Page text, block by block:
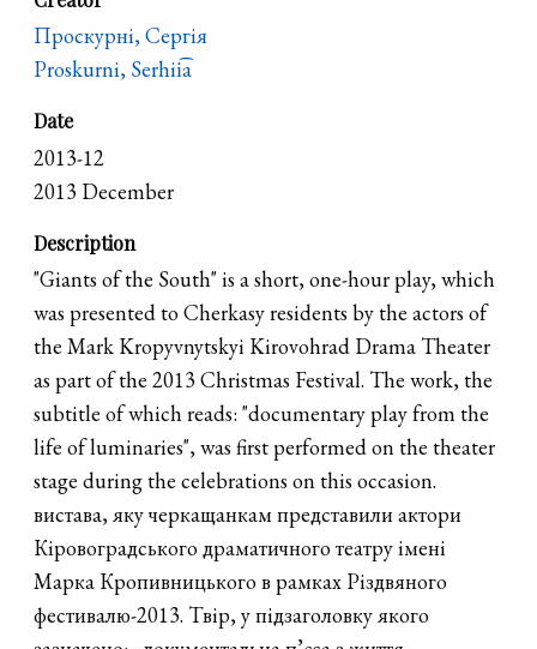
Проскурні, Сергія
Proskurni, Serhii͡a
Date
2013-12
2013 December
Description
"Giants of the South" is a short, one-hour play, which
was presented to Cherkasy residents by the actors of
the Mark Kropyvnytskyi Kirovohrad Drama Theater
as part of the 2013 Christmas Festival. The work, the
subtitle of which reads: "documentary play from the
life of luminaries", was first performed on the theater
stage during the celebrations on this occasion.
вистава, яку черкащанкам представили актори
Кіровоградського драматичного театру імені
Марка Кропивницького в рамках Різдвяного
фестивалю-2013. Tвір, у підзаголовку якого